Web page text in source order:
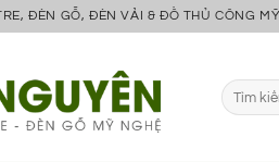
ĐÈN GỖ, ĐÈN VẢI & ĐỒ THỦ CÔNG
Tìm
kiếm: